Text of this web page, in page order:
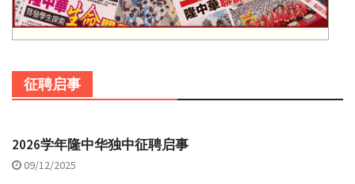
征聘启事
2026学年隆中华独中征聘启事
09/12/2025